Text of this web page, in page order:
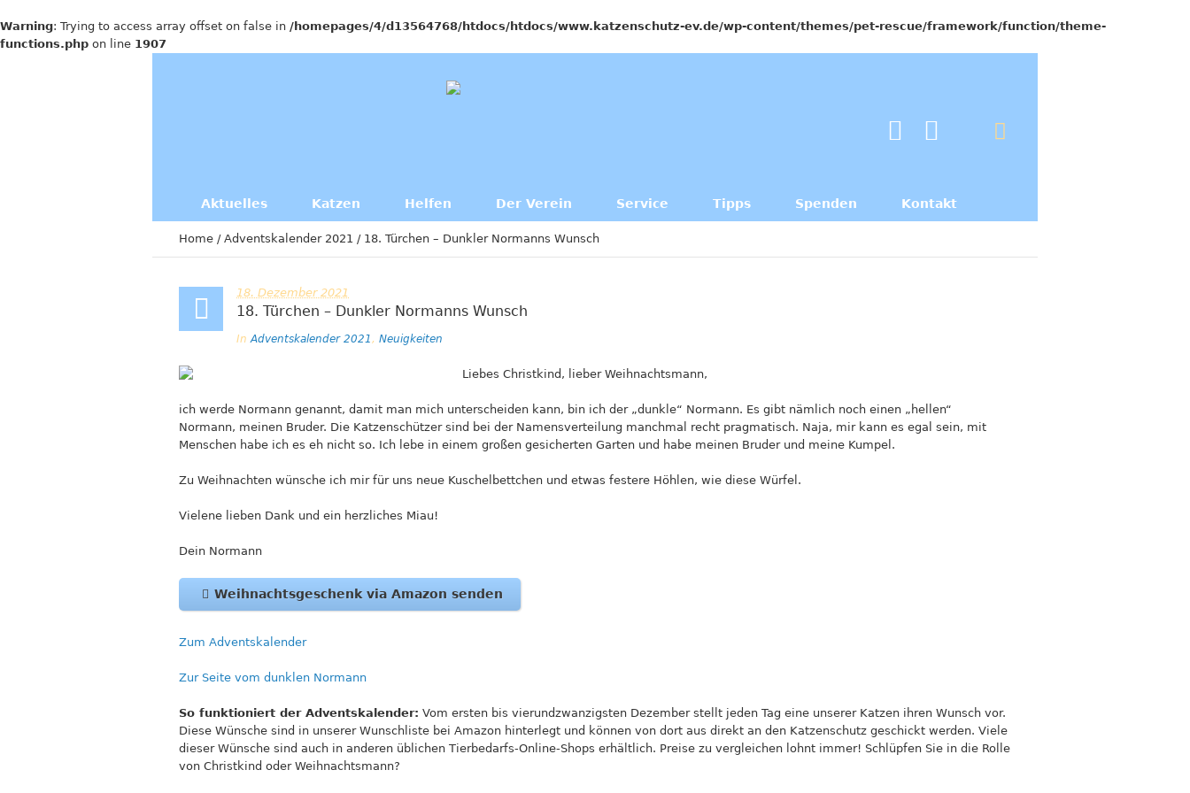
Warning: Trying to access array offset on false in /homepages/4/d13564768/htdocs/htdocs/www.katzenschutz-ev.de/wp-content/themes/pet-rescue/framework/function/theme-
functions.php on line 1907
Aktuelles Katzen Helfen Der Verein Service Tipps Spenden Kontakt
Home / Adventskalender 2021 / 18. Türchen – Dunkler Normanns Wunsch
18. Dezember 2021
18. Türchen – Dunkler Normanns Wunsch
InAdventskalender 2021, Neuigkeiten
Liebes Christkind, lieber Weihnachtsmann,
ich werde Normann genannt, damit man mich unterscheiden kann, bin ich der „dunkle“ Normann. Es gibt nämlich noch einen „hellen“
Normann, meinen Bruder. Die Katzenschützer sind bei der Namensverteilung manchmal recht pragmatisch. Naja, mir kann es egal sein, mit
Menschen habe ich es eh nicht so. Ich lebe in einem großen gesicherten Garten und habe meinen Bruder und meine Kumpel.
Zu Weihnachten wünsche ich mir für uns neue Kuschelbettchen und etwas festere Höhlen, wie diese Würfel.
Vielene lieben Dank und ein herzliches Miau!
Dein Normann
Weihnachtsgeschenk via Amazon senden
Zum Adventskalender
Zur Seite vom dunklen Normann
So funktioniert der Adventskalender: Vom ersten bis vierundzwanzigsten Dezember stellt jeden Tag eine unserer Katzen ihren Wunsch vor.
Diese Wünsche sind in unserer Wunschliste bei Amazon hinterlegt und können von dort aus direkt an den Katzenschutz geschickt werden. Viele
dieser Wünsche sind auch in anderen üblichen Tierbedarfs-Online-Shops erhältlich. Preise zu vergleichen lohnt immer! Schlüpfen Sie in die Rolle
von Christkind oder Weihnachtsmann?